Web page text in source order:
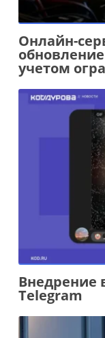
Онлайн-
учетом
Внедрение
Telegram